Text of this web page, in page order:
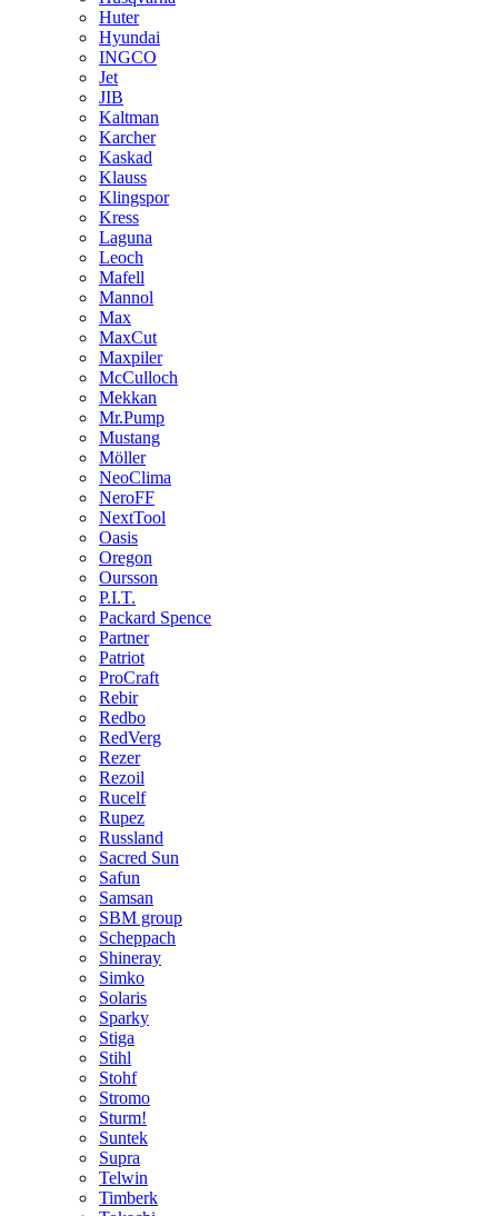
Huter
Hyundai
INGCO
Jet
JIB
Kaltman
Karcher
Kaskad
Klauss
Klingspor
Kress
Laguna
Leoch
Mafell
Mannol
Max
MaxCut
Maxpiler
McCulloch
Mekkan
Mr.Pump
Mustang
Möller
NeoClima
NeroFF
NextTool
Oasis
Oregon
Oursson
P.I.T.
Packard Spence
Partner
Patriot
ProCraft
Rebir
Redbo
RedVerg
Rezer
Rezoil
Rucelf
Rupez
Russland
Sacred Sun
Safun
Samsan
SBM group
Scheppach
Shineray
Simko
Solaris
Sparky
Stiga
Stihl
Stohf
Stromo
Sturm!
Suntek
Supra
Telwin
Timberk